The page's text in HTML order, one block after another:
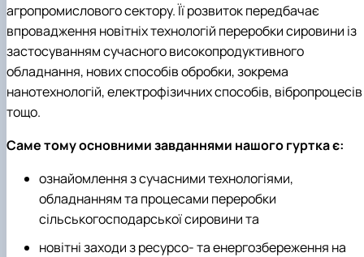
агропромислового сектору. Її розвиток передбачає
впровадження новітніх технологій переробки сировини із
застосуванням сучасного високопродуктивного
обладнання, нових способів обробки, зокрема
нанотехнологій, електрофізичних способів, вібропроцесів
тощо.
Саме тому основними завданнями нашого гуртка є:
ознайомлення з сучасними технологіями,
обладнанням та процесами переробки
сільськогосподарської сировини та
новітні заходи з ресурсо- та енергозбереження на